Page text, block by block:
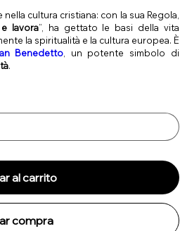
cultura cristiana: con la sua Regola,
lavora”, ha gettato le basi della vita
la spiritualità e la cultura europea. È
Benedetto, un potente simbolo di
.
al carrito
compra